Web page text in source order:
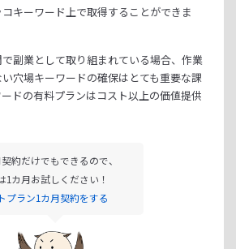
キーワード上で取得することができま
副業として取り組まれている場合、 作業
穴場キーワードの確保はとても重要な課
ドの有料プランはコスト以上の価値提供
約だけでもできるので、
1カ月お試しください！
プラン1カ月契約をする